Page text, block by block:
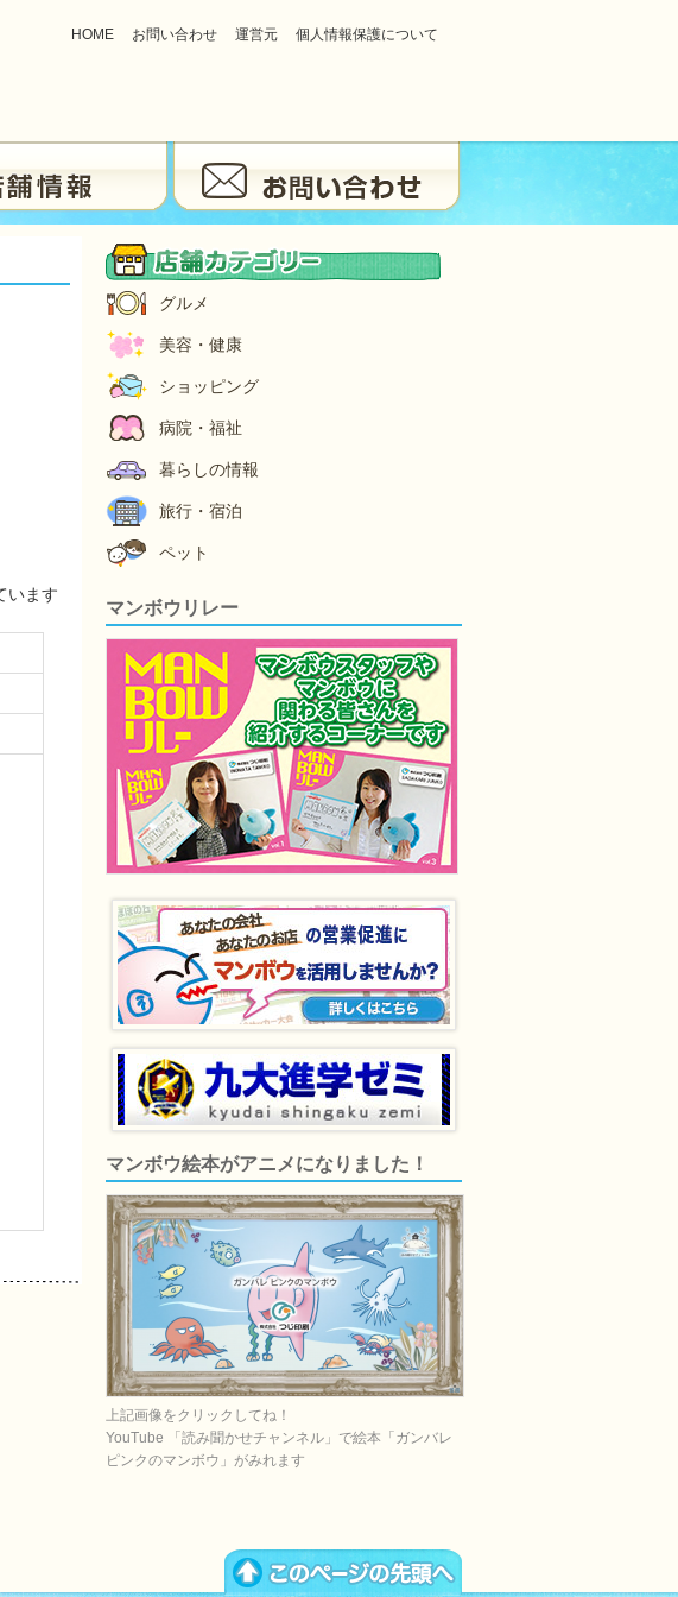
HOME お問い合わせ 運営元 個人情報保護について
います
グルメ
美容・健康
ショッピング
病院・福祉
暮らしの情報
旅行・宿泊
ペット
マンボウリレー
マンボウ絵本がアニメになりました！
上記画像をクリックしてね！
YouTube 「読み聞かせチャンネル」で絵本「ガンバレ
ピンクのマンボウ」がみれます